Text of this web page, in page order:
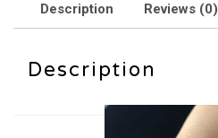
Description Reviews (0)
Description